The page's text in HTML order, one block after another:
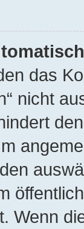
das
nicht
Wenn